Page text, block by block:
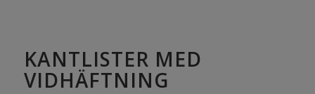
KANTLISTER MED
VIDHÄFTNING